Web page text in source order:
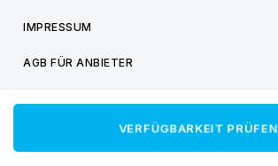
VERFÜGBARKEIT PRÜFEN
IMPRESSUM
AGB FÜR ANBIETER